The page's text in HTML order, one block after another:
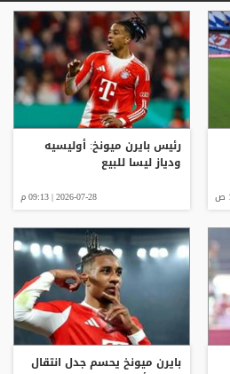
رئيس بايرن ميونخ: أوليسيه
ودياز ليسا للبيع
2026-07-28 | 09:13 م
بايرن ميونخ يحسم جدل انتقال